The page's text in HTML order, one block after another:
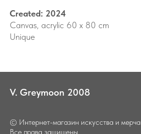
Created: 2024
Canvas, acrylic 60 x 80 cm
Unique
V. Greymoon 2008
© Интернет-магазин искусства и мерча
Все права защищены